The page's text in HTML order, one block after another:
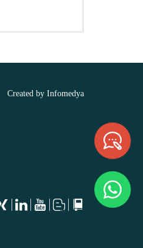
Created by Infomedya